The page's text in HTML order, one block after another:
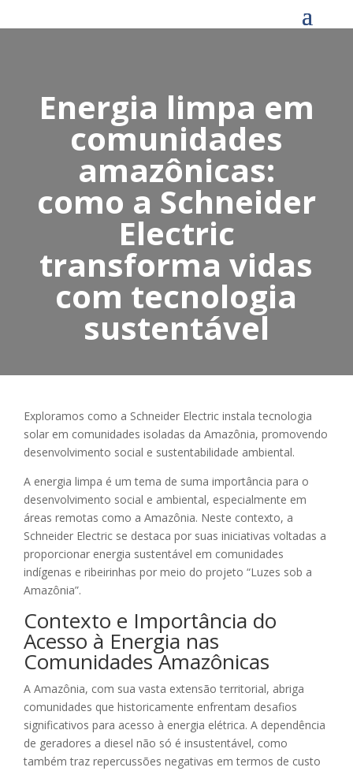
Energia limpa em
comunidades
amazônicas:
como a Schneider
Electric
transforma vidas
com tecnologia
sustentável
Exploramos como a Schneider Electric instala tecnologia
solar em comunidades isoladas da Amazônia, promovendo
desenvolvimento social e sustentabilidade ambiental.
A energia limpa é um tema de suma importância para o
desenvolvimento social e ambiental, especialmente em
áreas remotas como a Amazônia. Neste contexto, a
Schneider Electric se destaca por suas iniciativas voltadas a
proporcionar energia sustentável em comunidades
indígenas e ribeirinhas por meio do projeto “Luzes sob a
Amazônia”.
Contexto e Importância do
Acesso à Energia nas
Comunidades Amazônicas
A Amazônia, com sua vasta extensão territorial, abriga
comunidades que historicamente enfrentam desafios
significativos para acesso à energia elétrica. A dependência
de geradores a diesel não só é insustentável, como
também traz repercussões negativas em termos de custo